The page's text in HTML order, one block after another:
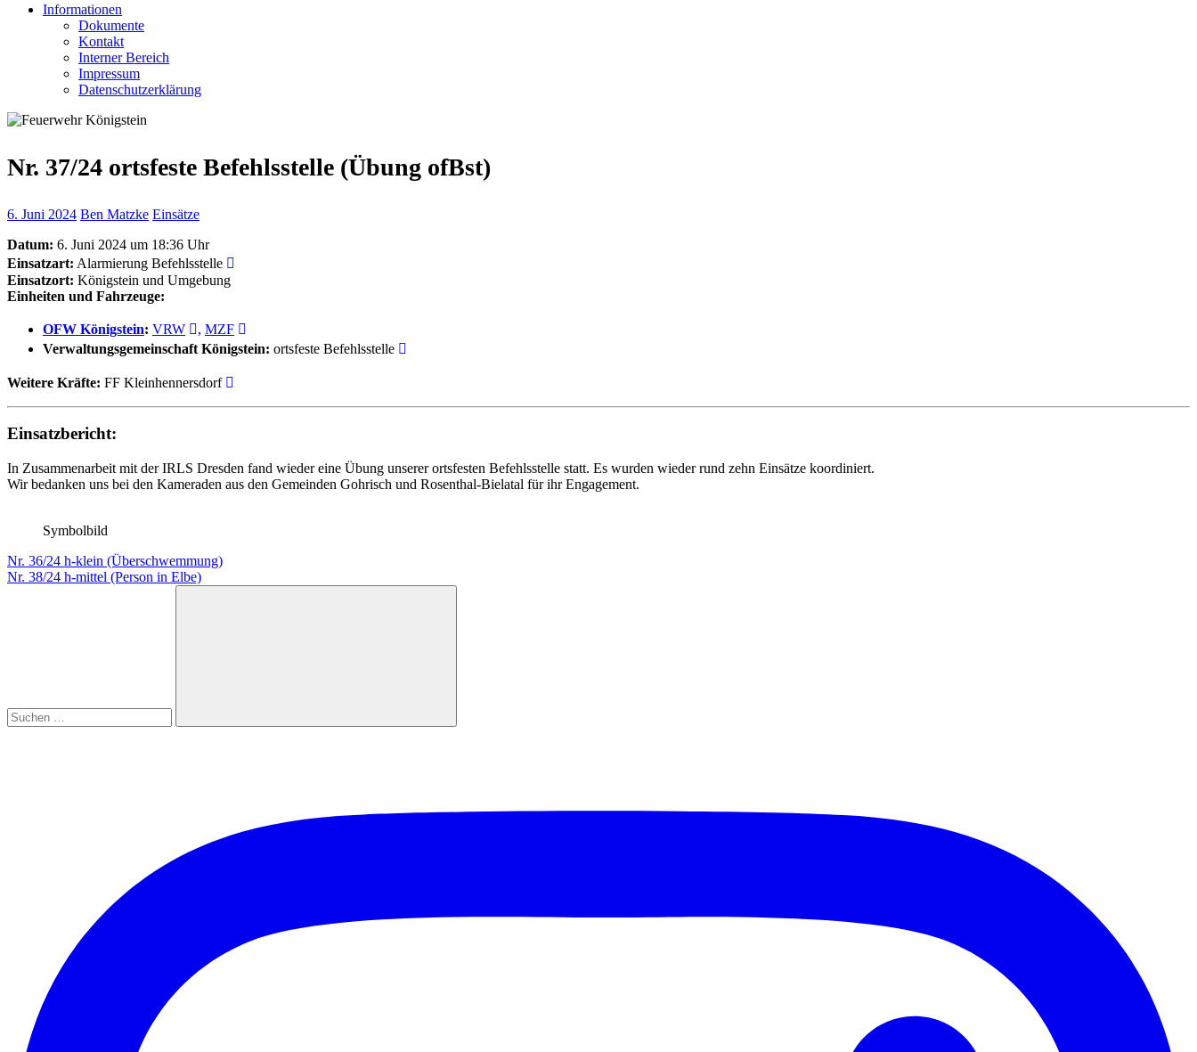
Informationen
Dokumente
Kontakt
Interner Bereich
Impressum
Datenschutzerklärung
Nr. 37/24 ortsfeste Befehlsstelle (Übung ofBst)
6. Juni 2024 Ben Matzke Einsätze
Datum: 6. Juni 2024 um 18:36 Uhr
Einsatzart: Alarmierung Befehlsstelle
Einsatzort: Königstein und Umgebung
Einheiten und Fahrzeuge:
OFW Königstein: VRW , MZF
Verwaltungsgemeinschaft Königstein: ortsfeste Befehlsstelle
Weitere Kräfte: FF Kleinhennersdorf
Einsatzbericht:
In Zusammenarbeit mit der IRLS Dresden fand wieder eine Übung unserer ortsfesten Befehlsstelle statt. Es wurden wieder rund zehn Einsätze koordiniert.
Wir bedanken uns bei den Kameraden aus den Gemeinden Gohrisch und Rosenthal-Bielatal für ihr Engagement.
Symbolbild
Beitragsnavigation
Vorheriger
Beitrag:
Nr. 36/24 h-klein (Überschwemmung)
Nächster
Nr. 38/24 h-mittel (Person in Elbe)
Suchen